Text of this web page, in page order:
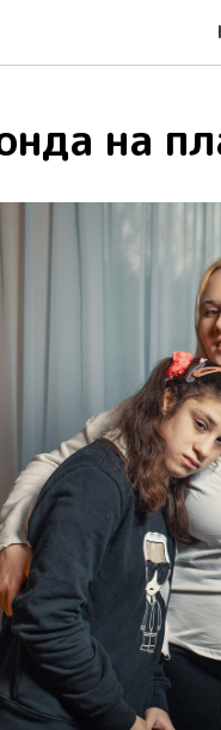
на